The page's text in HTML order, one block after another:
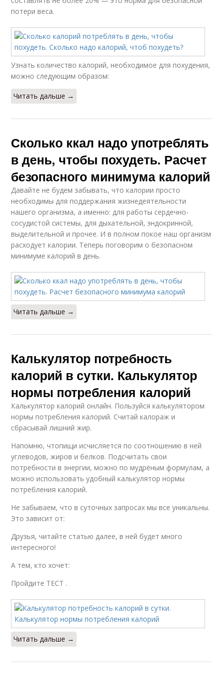
потери веса.
Узнать количество калорий, необходимое для похудения,
можно следующим образом:
Читать дальше →
Сколько ккал надо употреблять
в день, чтобы похудеть. Расчет
безопасного минимума калорий
Давайте не будем забывать, что калории просто
необходимы для поддержания жизнедеятельности
нашего организма, а именно: для работы сердечно-
сосудистой системы, для дыхательной, эндокринной,
выделительной и прочее. И в полном покое наш организм
расходует калории. Теперь поговорим о безопасном
минимуме калорий в день.
Читать дальше →
Калькулятор потребность
калорий в сутки. Калькулятор
нормы потребления калорий
Калькулятор калорий онлайн. Пользуйся калькулятором
нормы потребления калорий. Считай калораж и
сбрасывай лишний жир.
Напомню, чтопищи исчисляется по соотношению в ней
углеводов, жиров и белков. Подсчитать свои
потребности в энергии, можно по мудрёным формулам, а
можно использовать удобный калькулятор нормы
потребления калорий.
Не забываем, что в суточных запросах мы все уникальны.
Это зависит от:
Друзья, читайте статью далее, в ней будет много
интересного!
А тем, кто хочет:
Пройдите ТЕСТ .
Читать дальше →